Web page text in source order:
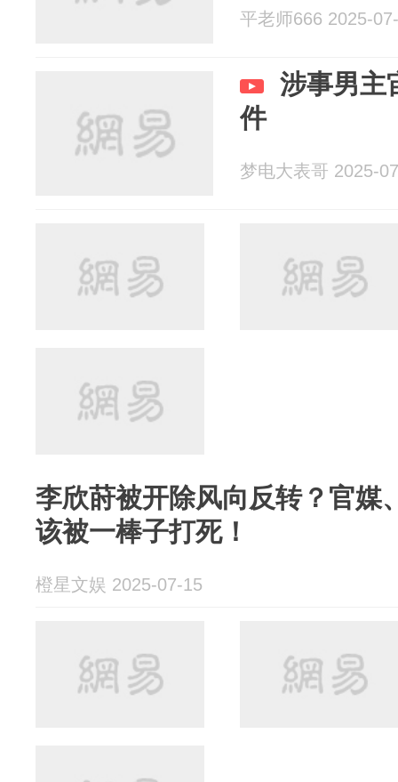
平老师666 2025-
涉事男主
件
梦电大表哥 2025-
李欣莳被开除风向反转？官媒
该被一棒子打死！
橙星文娱 2025-07-15